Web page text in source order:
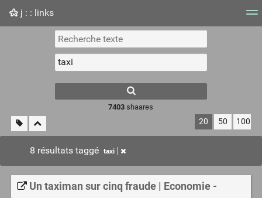
j : : links
Nuage de tags Mur d'images
7403 shaares
20 50 100
8 résultats taggé taxi
Un taximan sur cinq fraude | Economie -